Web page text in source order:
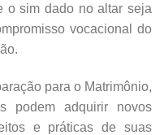
o sim dado no altar seja
vocacional do
para o Matrimônio,
podem adquirir novos
e práticas de suas